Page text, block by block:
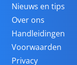
Nieuws en tips
Over ons
Handleidingen
Voorwaarden
Privacy